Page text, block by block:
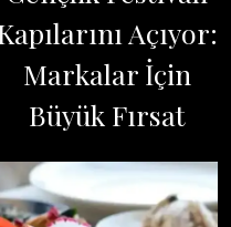
Açıyor:
Markalar İçin
Büyük Fırsat